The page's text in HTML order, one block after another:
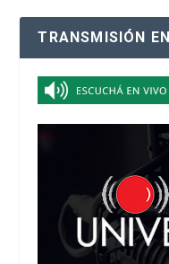
TRANSMISIÓN